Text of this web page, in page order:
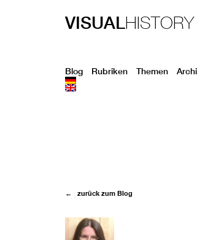
VISUALHISTORY
Blog Rubriken Themen
← zurück zum Blog